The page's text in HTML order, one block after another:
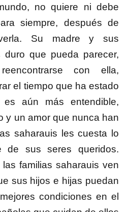
no quiere ni debe
siempre, después de
Su madre y sus
duro que pueda parecer,
con ella,
el tiempo que ha estado
aún más entendible,
y un amor que nunca han
saharauis les cuesta lo
de sus seres queridos.
familias saharauis ven
sus hijos e hijas puedan
condiciones en el